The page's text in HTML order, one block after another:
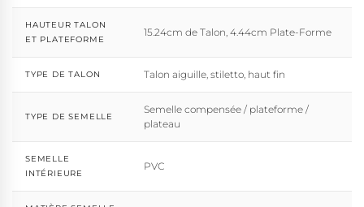
HAUTEUR TALON
ET PLATEFORME
15.24cm de Talon, 4.44cm Plate-Forme
TYPE DE TALON Talon aiguille, stiletto, haut fin
TYPE DE SEMELLE
Semelle compensée / plateforme /
plateau
SEMELLE
INTÉRIEURE
PVC